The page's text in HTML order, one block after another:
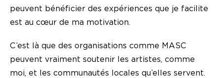
peuvent bénéficier des expériences que je facilite
est au cœur de ma motivation.
C’est là que des organisations comme MASC
peuvent vraiment soutenir les artistes, comme
moi, et les communautés locales qu’elles servent.